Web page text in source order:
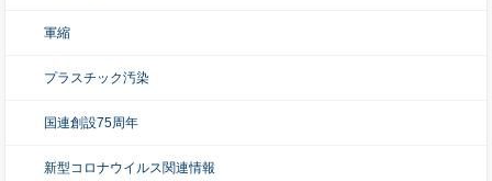
軍縮
プラスチック汚染
国連創設75周年
新型コロナウイルス関連情報